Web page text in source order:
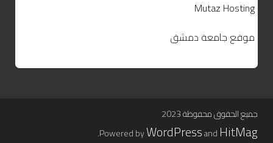
Mutaz Hosting
موقع جامعة دمشق
جميع الحقوق محفوظة 2023
Powered byWordPressand HitMag
.